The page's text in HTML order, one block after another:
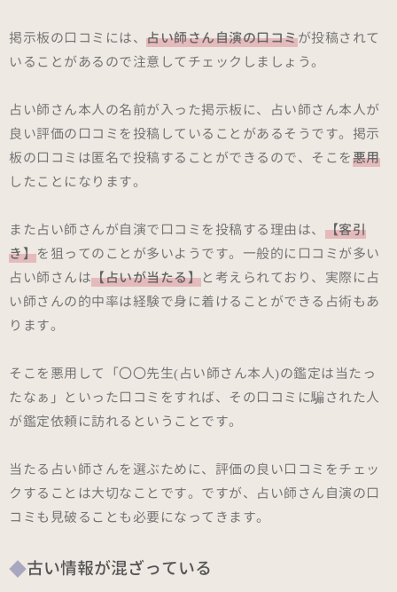
掲示板の口コミには、 占い師さん自演の口コミが投稿されて
いることがあるので注意してチェックしましょう。
占い師さん本人の名前が入った掲示板に、占い師さん本人が
良い評価の口コミを投稿していることがあるそうです。掲示
板の口コミは匿名で投稿することができるので、そこを悪用
したことになります。
また占い師さんが自演で口コミを投稿する理由は、 【客引
き】を狙ってのことが多いようです。一般的に口コミが多い
占い師さんは【占いが当たる】と考えられており、実際に占
い師さんの的中率は経験で身に着けることができる占術もあ
ります。
そこを悪用して「〇〇先生(占い師さん本人)の鑑定は当たっ
たなぁ」といった口コミをすれば、その口コミに騙された人
が鑑定依頼に訪れるということです。
当たる占い師さんを選ぶために、評価の良い口コミをチェッ
クすることは大切なことです。ですが、占い師さん自演の口
コミも見破ることも必要になってきます。
古い情報が混ざっている